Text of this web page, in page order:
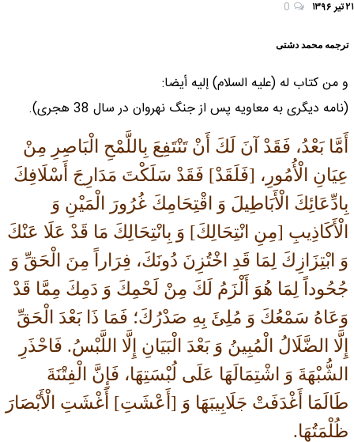
۲۱ تیر ۱۳۹۶ 0
ترجمه محمد دشتی
و من كتاب له (علیه السلام) إليه أيضا:
(نامه ديگرى به معاويه پس از جنگ نهروان در سال 38 هجرى).
أَمَّا بَعْدُ، فَقَدْ آنَ لَكَ أَنْ تَنْتَفِعَ بِاللَّمْحِ الْبَاصِرِ مِنْ
عِيَانِ الْأُمُورِ، [فَلَقَدْ] فَقَدْ سَلَكْتَ مَدَارِجَ أَسْلَافِكَ
بِادِّعَائِكَ الْأَبَاطِيلَ وَ اقْتِحَامِكَ غُرُورَ الْمَيْنِ وَ
الْأَكَاذِيبِ [مِنِ انْتِحَالِكَ] وَ بِانْتِحَالِكَ مَا قَدْ عَلَا عَنْكَ
وَ ابْتِزَازِكَ لِمَا قَدِ اخْتُزِنَ دُونَكَ، فِرَاراً مِنَ الْحَقِّ وَ
جُحُوداً لِمَا هُوَ أَلْزَمُ لَكَ مِنْ لَحْمِكَ وَ دَمِكَ مِمَّا قَدْ
وَعَاهُ سَمْعُكَ وَ مُلِئَ بِهِ صَدْرُكَ؛ فَمَا ذَا بَعْدَ الْحَقِّ
إِلَّا الضَّلَالُ الْمُبِينُ وَ بَعْدَ الْبَيَانِ إِلَّا اللَّبْسُ. فَاحْذَرِ
الشُّبْهَةَ وَ اشْتِمَالَهَا عَلَى لُبْسَتِهَا، فَإِنَّ الْفِتْنَةَ
طَالَمَا أَغْدَفَتْ جَلَابِيبَهَا وَ [أَعْشَتِ] أَغْشَتِ الْأَبْصَارَ
ظُلْمَتُهَا.